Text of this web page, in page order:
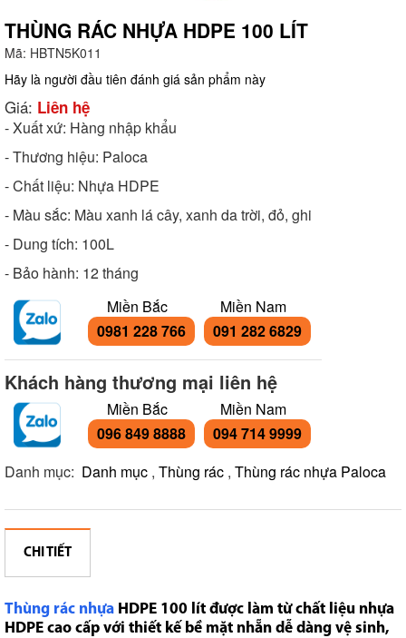
THÙNG RÁC NHỰA HDPE 100 LÍT
Mã: HBTN5K011
Hãy là người đầu tiên đánh giá sản phẩm này
Giá: Liên hệ
- Xuất xứ: Hàng nhập khẩu
- Thương hiệu: Paloca
- Chất liệu: Nhựa HDPE
- Màu sắc: Màu xanh lá cây, xanh da trời, đỏ, ghi
- Dung tích: 100L
- Bảo hành: 12 tháng
Miền Bắc
0981 228 766
Miền Nam
091 282 6829
Khách hàng thương mại liên hệ
Miền Bắc
096 849 8888
Miền Nam
094 714 9999
Danh mục: Danh mục , Thùng rác , Thùng rác nhựa Paloca
CHI TIẾT
Thùng rác nhựa HDPE 100 lít được làm từ chất liệu nhựa
HDPE cao cấp với thiết kế bề mặt nhẵn dễ dàng vệ sinh,